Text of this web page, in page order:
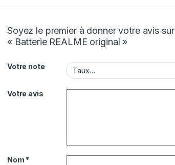
Soyez le premier à donner votre avis sur
« Batterie REALME original »
Votre note
Votre avis
Nom *